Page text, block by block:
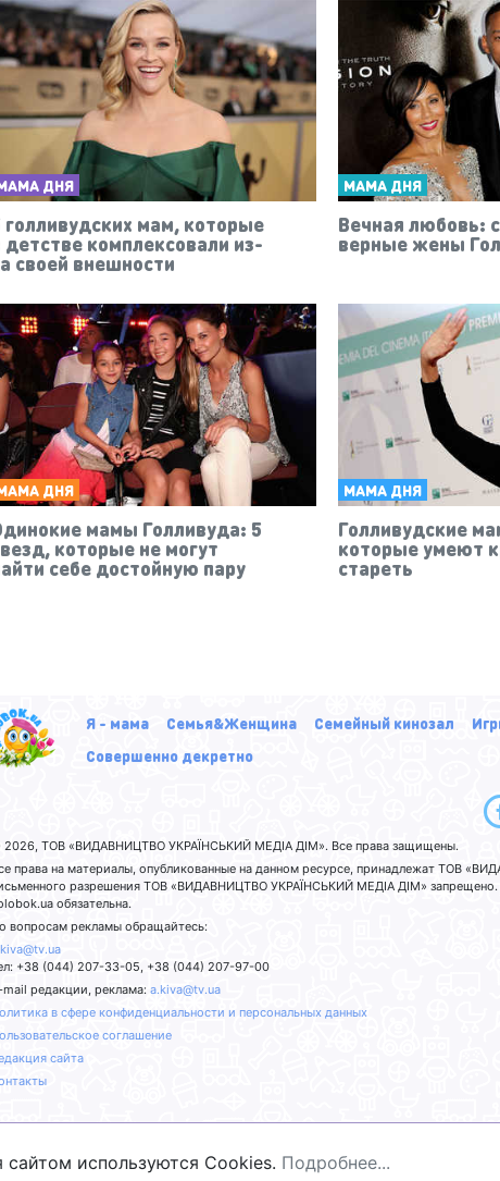
ДНЯ
голливудских мам, которые
детстве комплексовали из-
своей внешности
МАМА ДНЯ
Вечная любовь:
верные жены
ДНЯ
мамы Голливуда: 5
которые не могут
себе достойную пару
МАМА ДНЯ
Голливудские
которые умеют
стареть
Я - мама Семья&Женщина Семейный кинозал
Совершенно декретно
2026, ТОВ «ВИДАВНИЦТВО УКРАЇНСЬКИЙ МЕДІА ДІМ». Все права защищены.
права на материалы, опубликованные на данном ресурсе, принадлежат ТОВ
разрешения ТОВ «ВИДАВНИЦТВО УКРАЇНСЬКИЙ МЕДІА ДІМ» запрещено.
обязательна.
вопросам рекламы обращайтесь:
+38 (044) 207-33-05, +38 (044) 207-97-00
mail редакции, реклама: a.kiva@tv.ua
в сфере конфиденциальности и персональных данных
соглашение
сайта
сайтом используются Cookies. Подробнее...